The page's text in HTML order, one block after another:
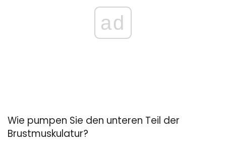
ad
Wie pumpen Sie den unteren Teil der
Brustmuskulatur?